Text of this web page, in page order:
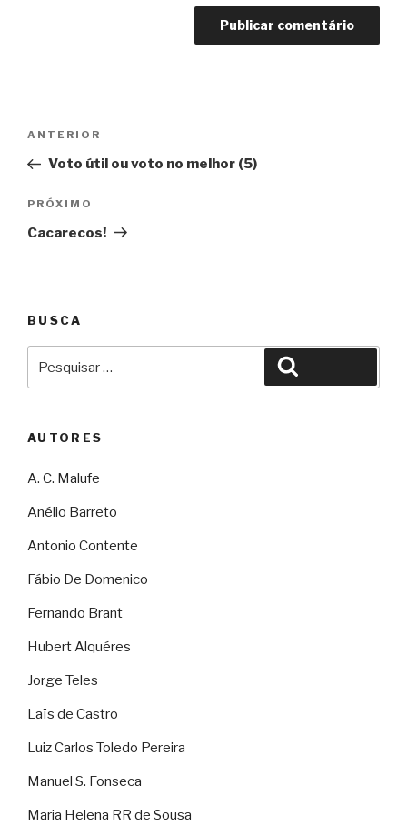
Post
Anterior
ANTERIOR
Voto útil ou voto no melhor (5)
Próximo
PRÓXIMO
Cacarecos!
BUSCA
por:
AUTORES
A. C. Malufe
Anélio Barreto
Antonio Contente
Fábio De Domenico
Fernando Brant
Hubert Alquéres
Jorge Teles
Laïs de Castro
Luiz Carlos Toledo Pereira
Manuel S. Fonseca
Maria Helena RR de Sousa